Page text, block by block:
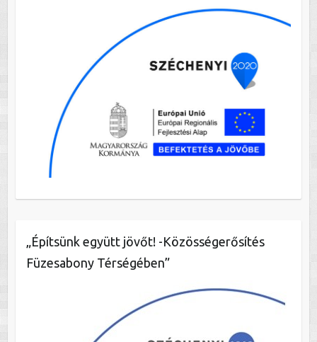
„Építsünk együtt jövőt! -Közösségerősítés
Füzesabony Térségében”